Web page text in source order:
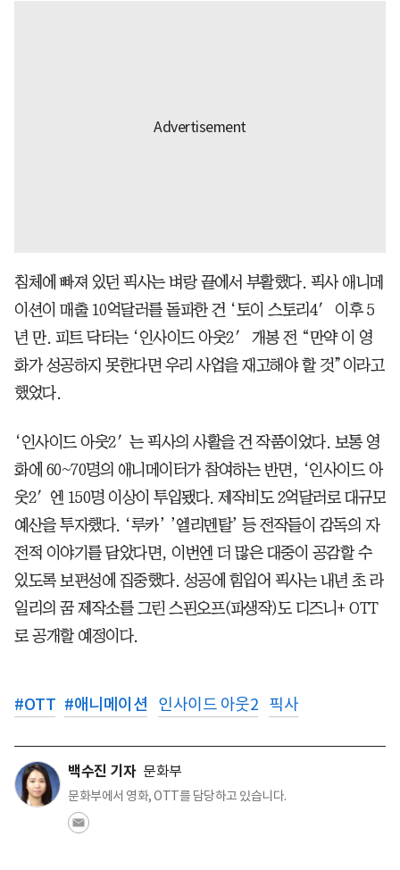
침체에 빠져 있던 픽사는 벼랑 끝에서 부활했다. 픽사 애니메
이션이 매출 10억달러를 돌파한 건 ‘토이 스토리4′ 이후 5
년 만. 피트 닥터는 ‘인사이드 아웃2′ 개봉 전 “만약 이 영
화가 성공하지 못한다면 우리 사업을 재고해야 할 것”이라고
했었다.
‘인사이드 아웃2′는 픽사의 사활을 건 작품이었다. 보통 영
화에 60~70명의 애니메이터가 참여하는 반면, ‘인사이드 아
웃2′엔 150명 이상이 투입됐다. 제작비도 2억달러로 대규모
예산을 투자했다. ‘루카’ ’엘리멘탈’ 등 전작들이 감독의 자
전적 이야기를 담았다면, 이번엔 더 많은 대중이 공감할 수
있도록 보편성에 집중했다. 성공에 힘입어 픽사는 내년 초 라
일리의 꿈 제작소를 그린 스핀오프(파생작)도 디즈니+ OTT
로 공개할 예정이다.
#OTT #애니메이션 인사이드 아웃2 픽사
백수진 기자 문화부
문화부에서 영화, OTT를 담당하고 있습니다.